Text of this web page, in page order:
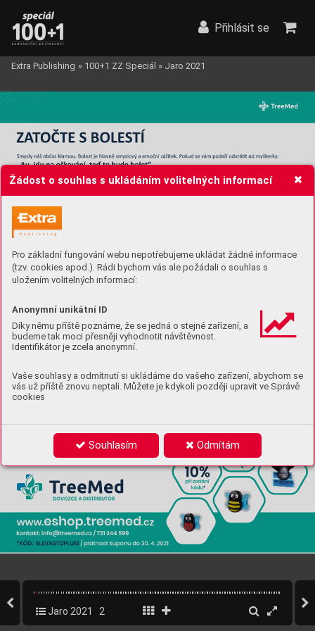
Žádost o souhlas s ukládáním volitelných informací
Pro základní fungování webu nepotřebujeme ukládat žádné informace
(tzv. cookies apod.). Rádi bychom vás ale požádali o souhlas s
uložením volitelných informací:
Anonymní unikátní ID
Díky němu příště poznáme, že se jedná o stejné zařízení, a
budeme tak moci přesněji vyhodnotit návštěvnost.
Identifikátor je zcela anonymní.
Vaše souhlasy a odmítnutí si ukládáme do vašeho zařízení, abychom se
vás už příště znovu neptali. Můžete je kdykoli později upravit ve Správě
cookies
Souhlasím Odmítám
Přihlásit se
Extra Publishing » 100+1 ZZ Speciál » Jaro 2021
Jaro 2021 2